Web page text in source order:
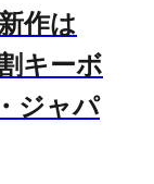
作は
キーボ
ジャパ